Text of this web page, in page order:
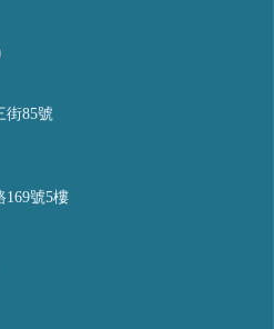
街85號
169號5樓